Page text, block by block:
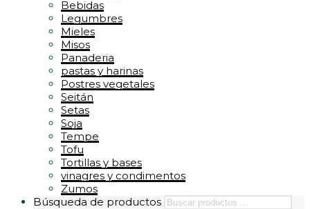
Bebidas
Legumbres
Mieles
Misos
Panaderia
pastas y harinas
Postres vegetales
Seitán
Setas
Soja
Tempe
Tofu
Tortillas y bases
vinagres y condimentos
Zumos
Búsqueda de productos